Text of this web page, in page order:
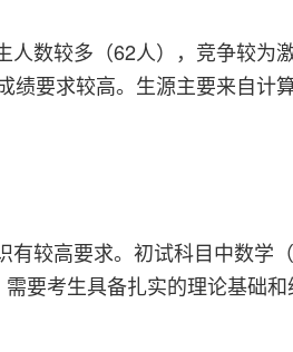
数较多（62人），竞争较为
要求较高。生源主要来自计
较高要求。初试科目中数学
要考生具备扎实的理论基础和